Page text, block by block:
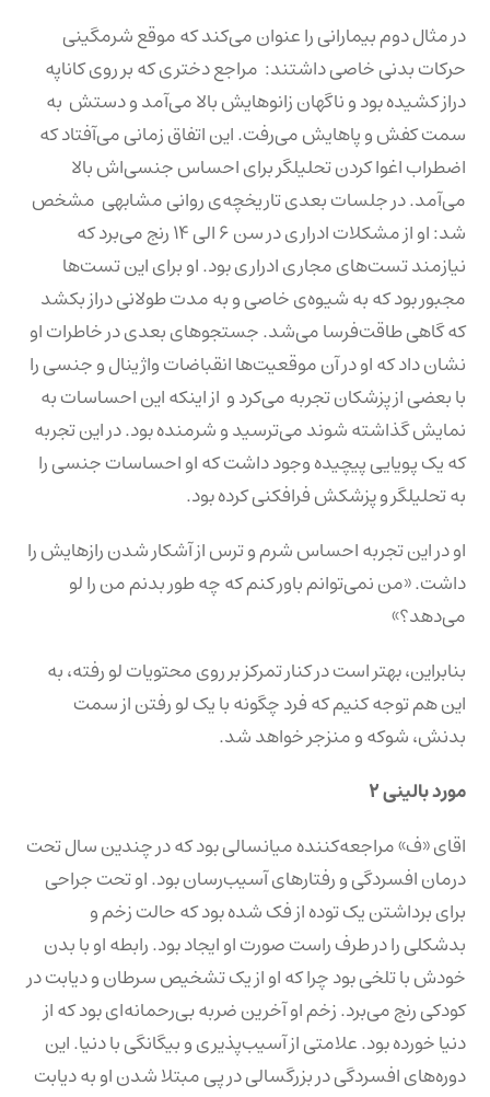
در مثال دوم بیمارانی را عنوان می‌کند که موقع شرمگینی
حرکات بدنی خاصی داشتند: مراجع دختری که بر روی کاناپه
دراز کشیده بود و ناگهان زانوهایش بالا می‌آمد و دستش به
سمت کفش و پاهایش می‌رفت. این اتفاق زمانی می‌آفتاد که
اضطراب اغوا کردن تحلیلگر برای احساس جنسی‌اش بالا
می‌آمد. در جلسات بعدی تاریخچه‌ی روانی مشابهی مشخص
شد: او از مشکلات ادراری در سن ۶ الی ۱۴ رنج می‌برد که
نیازمند تست‌های مجاری ادراری بود. او برای این تست‌ها
مجبور بود که به شیوه‌ی خاصی و به مدت طولانی دراز بکشد
که گاهی طاقت‌فرسا می‌شد. جستجوهای بعدی در خاطرات او
نشان داد که او در آن موقعیت‌ها انقباضات واژینال و جنسی را
با بعضی از پزشکان تجربه می‌کرد و از اینکه این احساسات به
نمایش گذاشته شوند می‌ترسید و شرمنده بود. در این تجربه
که یک پویایی پیچیده وجود داشت که او احساسات جنسی را
به تحلیلگر و پزشکش فرافکنی کرده بود.
او در این تجربه احساس شرم و ترس از آشکار شدن رازهایش را
داشت. «من نمی‌توانم باور کنم که چه طور بدنم من را لو
می‌دهد؟»
بنابراین، بهتر است در کنار تمرکز بر روی محتویات لو رفته، به
این هم توجه کنیم که فرد چگونه با یک لو رفتن از سمت
بدنش، شوکه و منزجر خواهد شد.
مورد بالینی ۲
اقای «ف» مراجعه‌کننده میانسالی بود که در چندین سال تحت
درمان افسردگی و رفتارهای آسیب‌رسان بود. او تحت جراحی
برای برداشتن یک توده از فک شده بود که حالت زخم و
بدشکلی را در طرف راست صورت او ایجاد بود. رابطه او با بدن
خودش با تلخی بود چرا که او از یک تشخیص سرطان و دیابت در
کودکی رنج می‌برد. زخم او آخرین ضربه بی‌رحمانه‌ای بود که از
دنیا خورده بود. علامتی از آسیب‌پذیری و بیگانگی با دنیا. این
دوره‌های افسردگی در بزرگسالی در پی مبتلا شدن او به دیابت